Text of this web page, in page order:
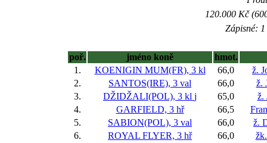
120.000 Kč
Zápisné:
poř. jméno koně
hmot.
1.
KOENIGIN MUM(FR), 3 kl 66,0
ž.
2.
SANTOS(IRE), 3 val 66,0
ž.
3.
DŽIDŽALI(POL), 3 kl j 65,0
ž.
4.
GARFIELD, 3 hř 66,5
5.
SABION(POL), 3 val 66,0
ž.
6.
ROYAL FLYER, 3 hř 66,0